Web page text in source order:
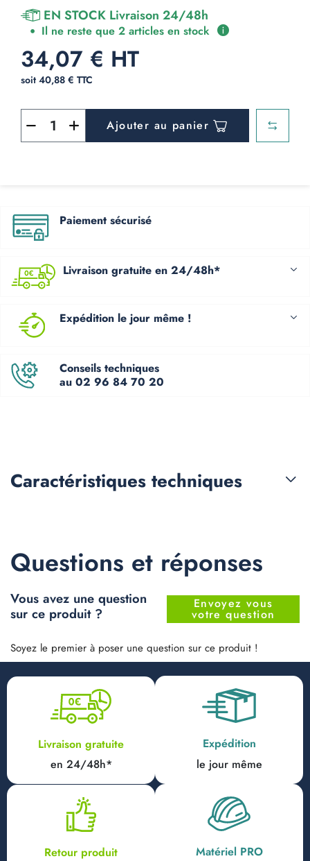
EN STOCK Livraison 24/48h
Il ne reste que 2 articles en stock
34,07 € HT
soit 40,88 € TTC
Ajouter au panier
Paiement sécurisé
Livraison gratuite en 24/48h*
Expédition le jour même !
Conseils techniques
au 02 96 84 70 20
Caractéristiques techniques
Questions et réponses
Vous avez une question
sur ce produit ?
Envoyez vous
votre question
Soyez le premier à poser une question sur ce produit !
Livraison gratuite
en 24/48h*
Expédition
le jour même
Retour produit
Matériel PRO